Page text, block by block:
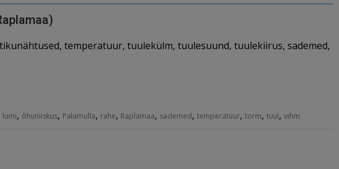
temperatuur, tuulekülm, tuulesuund, tuulekiirus, sademed,
lumi, õhuniiskus, Palamulla, rahe, Raplamaa, sademed, temperatuur, torm, tuul, vihm